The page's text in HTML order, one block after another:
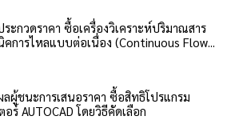
ะกวดราคา ซื้อเครื่องวิเคราะห์ปริมาณสาร
คการไหลแบบต่อเนื่อง (Continuous Flow...
ลผู้ชนะการเสนอราคา ซื้อสิทธิโปรแกรม
ร์ AUTOCAD โดยวิธีคัดเลือก